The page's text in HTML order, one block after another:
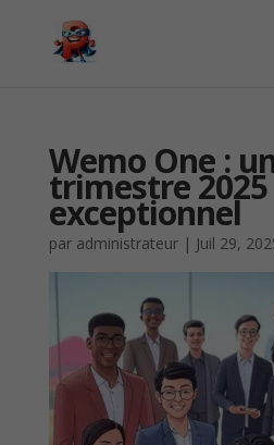
Wemo One :
trimestre 2025
exceptionnel
par administrateur| Juil 29,